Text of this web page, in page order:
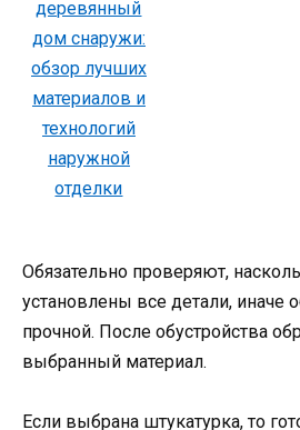
Обязательно проверяют,
установлены все детали, иначе
прочной. После обустройства
выбранный материал.
Если выбрана штукатурка, то